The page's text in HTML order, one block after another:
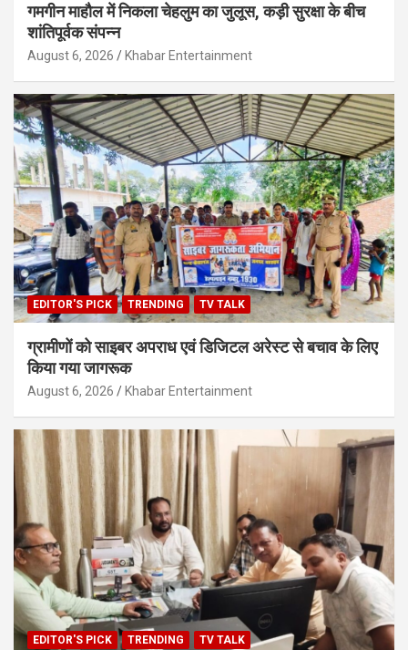
गमगीन माहौल में निकला चेहलुम का जुलूस, कड़ी सुरक्षा के बीच
शांतिपूर्वक संपन्न
August 6, 2026 Khabar Entertainment
EDITOR'S PICK TRENDING TV TALK
ग्रामीणों को साइबर अपराध एवं डिजिटल अरेस्ट से बचाव के लिए
किया गया जागरूक
August 6, 2026 Khabar Entertainment
EDITOR'S PICK TRENDING TV TALK